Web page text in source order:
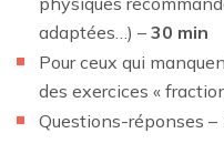
adaptées…) – 30 min
Pour ceux qui
des exercices «
Questions-réponses –